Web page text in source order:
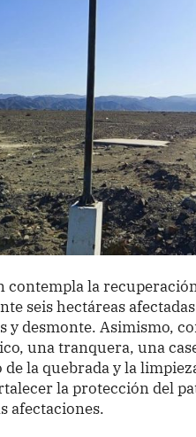
contempla la
seis hectáreas
y desmonte. Asimismo,
una tranquera, una
la quebrada y la
la protección del
afectaciones.